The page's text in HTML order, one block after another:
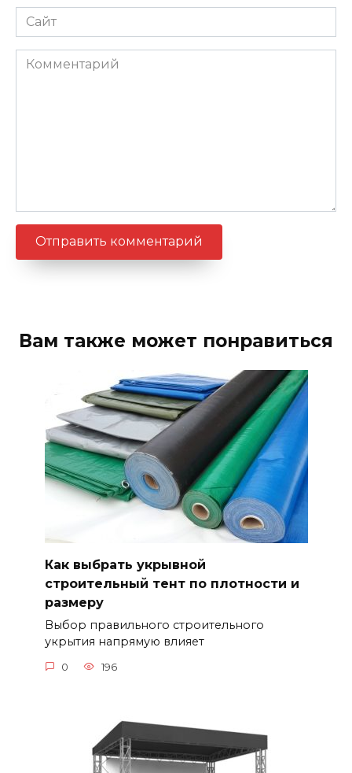
Сайт
Комментарий
Вам также может понравиться
Как выбрать укрывной
строительный тент по плотности и
размеру
Выбор правильного строительного
укрытия напрямую влияет
0 196